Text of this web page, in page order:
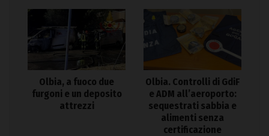
Olbia, a fuoco due
furgoni e un deposito
attrezzi
Olbia. Controlli di GdiF
e ADM all’aeroporto:
sequestrati sabbia e
alimenti senza
certificazione